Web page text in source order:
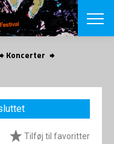
SØG
English
VÆLG
VINTERJAZZ
LOCATIONS
Koncerter
Tilføj til favoritter